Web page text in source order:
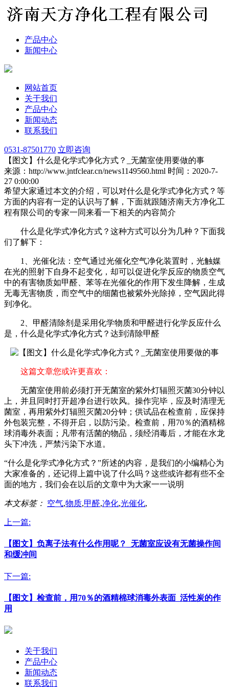
产品中心
新闻中心
网站首页
关于我们
产品中心
新闻动态
联系我们
0531-87501770 立即咨询
【图文】什么是化学式净化方式？_无菌室使用要做的事
来源：http://www.jntfclear.cn/news1149560.html 时间：2020-7-
27 0:00:00
希望大家通过本文的介绍，可以对什么是化学式净化方式？等
方面的内容有一定的认识与了解，下面就跟随济南天方净化工
程有限公司的专家一同来看一下相关的内容简介
什么是化学式净化方式？这种方式可以分为几种？下面我
们了解下：
1、光催化法：空气通过光催化空气净化装置时，光触媒
在光的照射下自身不起变化，却可以促进化学反应的物质空气
中的有害物质如甲醛、苯等在光催化的作用下发生降解，生成
无毒无害物质，而空气中的细菌也被紫外光除掉，空气因此得
到净化。
2、甲醛清除剂是采用化学物质和甲醛进行化学反应什么
是，什么是化学式净化方式？达到清除甲醛
这篇文章您或许更喜欢：
无菌室使用前必须打开无菌室的紫外灯辐照灭菌30分钟以
上，并且同时打开超净台进行吹风。操作完毕，应及时清理无
菌室，再用紫外灯辐照灭菌20分钟；供试品在检查前，应保持
外包装完整，不得开启，以防污染。检查前，用70％的酒精棉
球消毒外表面；凡带有活菌的物品，须经消毒后，才能在水龙
头下冲洗，严禁污染下水道。
“什么是化学式净化方式？”所述的内容，是我们的小编精心为
大家准备的，还记得上篇中说了什么吗？这些或许都有些不全
面的地方，我们会在以后的文章中为大家一一说明
本文标签： 空气,物质,甲醛,净化,光催化,
上一篇:
【图文】负离子法有什么作用呢？_无菌室应设有无菌操作间
和缓冲间
下一篇:
【图文】检查前，用70％的酒精棉球消毒外表面_活性炭的作
用
关于我们
产品中心
新闻动态
联系我们